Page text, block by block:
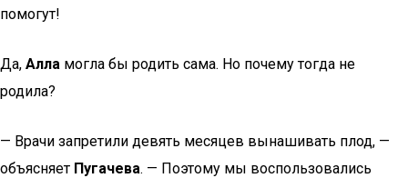
помогут!
Да, Алла могла бы родить сама. Но почему тогда не
родила?
— Врачи запретили девять месяцев вынашивать плод, —
объясняет Пугачева. — Поэтому мы воспользовались